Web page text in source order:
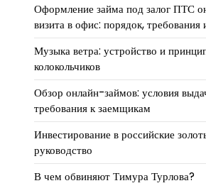
Оформление займа под залог ПТС
визита в офис: порядок,
Музыка ветра: устройство и
колокольчиков
Обзор онлайн-займов: условия
требования к заемщикам
Инвестирование в российские
руководство
В чем обвиняют Тимура Турлова?